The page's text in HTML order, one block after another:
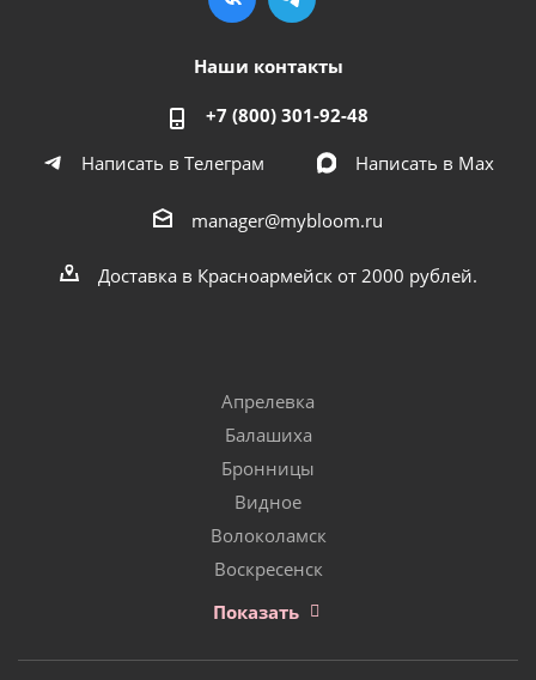
Наши контакты
+7 (800) 301-92-48
Написать в Телеграм
Написать в Мах
manager@mybloom.ru
Доставка в Красноармейск от 2000 рублей.
Апрелевка
Балашиха
Бронницы
Видное
Волоколамск
Воскресенск
Показать